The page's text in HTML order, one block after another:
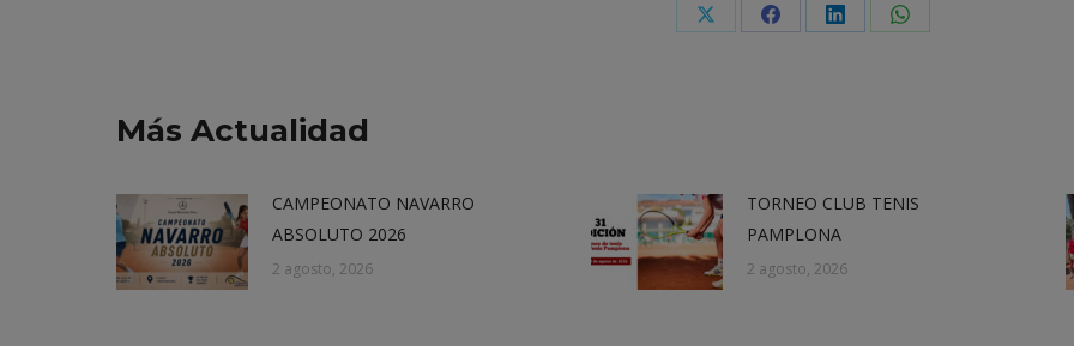
Share Share Share Share
Más Actualidad
CAMPEONATO NAVARRO
ABSOLUTO 2026
2 agosto, 2026
TORNEO CLUB TENIS
PAMPLONA
2 agosto, 2026